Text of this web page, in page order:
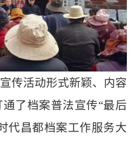
传活动形式新颖、内容
了档案普法宣传“最后
代昌都档案工作服务大